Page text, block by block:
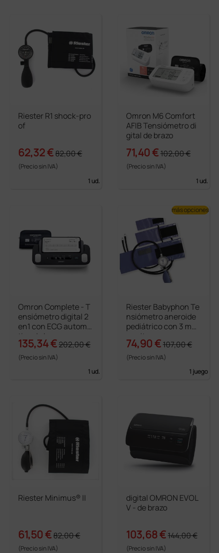
Riester R1 shock-pro
of
62,32 €82,00 €
(Precio sin IVA)
1 ud.
Omron M6 Comfort
AFIB Tensiómetro di
gital de brazo
71,40 €102,00 €
(Precio sin IVA)
1 ud.
Omron Complete - T
ensiómetro digital 2
en1 con ECG automá
tico de brazo
135,34 €202,00 €
(Precio sin IVA)
1 ud.
Riester Babyphon Te
nsiómetro aneroide
pediátrico con 3 ma
nguitos
74,90 €107,00 €
(Precio sin IVA)
1 juego
más opciones
Riester Minimus® II
61,50 €82,00 €
(Precio sin IVA)
digital OMRON EVOL
V - de brazo
103,68 €144,00 €
(Precio sin IVA)